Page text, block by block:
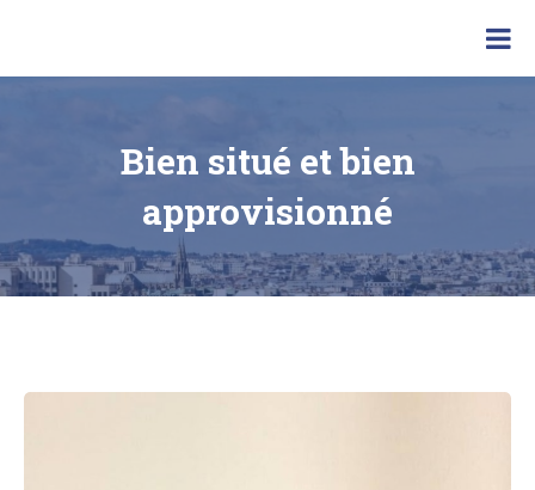
de
Bien situé et bien
approvisionné